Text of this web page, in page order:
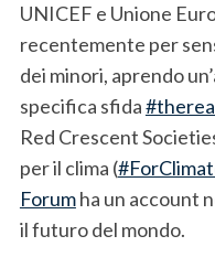
UNICEF e Unione
recentemente per
dei minori, aprendo
specifica sfida
Red Crescent
per il clima (
Forumha un account
il futuro del mondo.